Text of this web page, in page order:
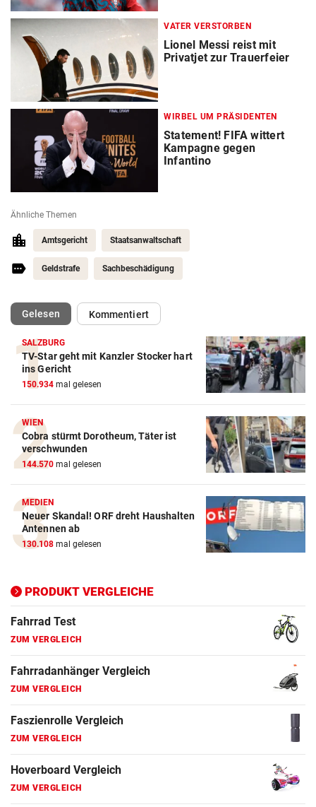
VATER VERSTORBEN
Lionel Messi reist mit
Privatjet zur Trauerfeier
WIRBEL UM PRÄSIDENTEN
Statement! FIFA wittert
Kampagne gegen
Infantino
Ähnliche Themen
Amtsgericht Staatsanwaltschaft
Geldstrafe Sachbeschädigung
Gelesen(ausgewählt)Kommentiert
SALZBURG
TV-Star geht mit Kanzler Stocker hart
ins Gericht
150.934 mal gelesen
WIEN
Cobra stürmt Dorotheum, Täter ist
verschwunden
144.570 mal gelesen
MEDIEN
Neuer Skandal! ORF dreht Haushalten
Antennen ab
130.108 mal gelesen
PRODUKT VERGLEICHE
Action-Cam Vergleich
ZUM VERGLEICH
Crosstrainer Vergleich
ZUM VERGLEICH
E-Bike Vergleich
ZUM VERGLEICH
Elektro-Scooter Vergleich
ZUM VERGLEICH
ZUM VERGLEICH
Fahrrad Test
ZUM VERGLEICH
Fahrradanhänger Vergleich
ZUM VERGLEICH
Faszienrolle Vergleich
ZUM VERGLEICH
Hoverboard Vergleich
ZUM VERGLEICH